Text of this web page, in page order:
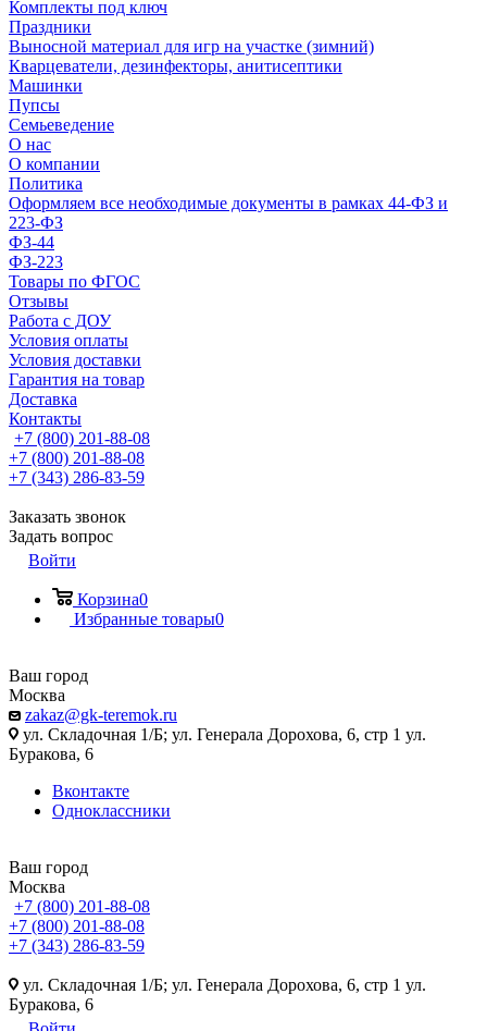
Комплекты под ключ
Праздники
Выносной материал для игр на участке (зимний)
Кварцеватели, дезинфекторы, анитисептики
Машинки
Пупсы
Семьеведение
О нас
О компании
Политика
Оформляем все необходимые документы в рамках 44-ФЗ и
223-ФЗ
ФЗ-44
ФЗ-223
Товары по ФГОС
Отзывы
Работа с ДОУ
Условия оплаты
Условия доставки
Гарантия на товар
Доставка
Контакты
+7 (800) 201-88-08
+7 (800) 201-88-08
+7 (343) 286-83-59
Заказать звонок
Задать вопрос
Войти
Корзина0
Избранные товары0
Ваш город
Москва
zakaz@gk-teremok.ru
ул. Складочная 1/Б; ул. Генерала Дорохова, 6, стр 1 ул.
Буракова, 6
Вконтакте
Одноклассники
Ваш город
Москва
+7 (800) 201-88-08
+7 (800) 201-88-08
+7 (343) 286-83-59
ул. Складочная 1/Б; ул. Генерала Дорохова, 6, стр 1 ул.
Буракова, 6